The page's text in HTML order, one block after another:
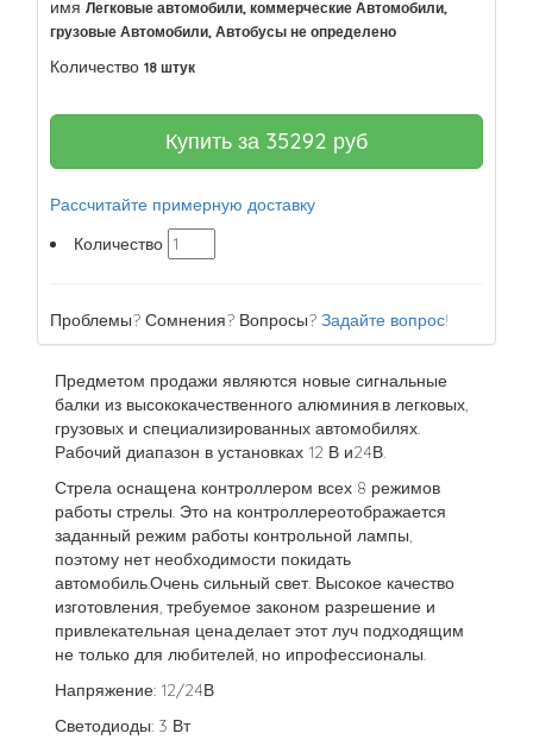
имя Легковые автомобили, коммерческие Автомобили,
грузовые Автомобили, Автобусы не определено
Количество 18 штук
Купить за 35292 руб
Рассчитайте примерную доставку
Количество
Проблемы? Сомнения? Вопросы? Задайте вопрос!
Предметом продажи являются новые сигнальные
балки из высококачественного алюминия.в легковых,
грузовых и специализированных автомобилях.
Рабочий диапазон в установках 12 В и24В.
Стрела оснащена контроллером всех 8 режимов
работы стрелы. Это на контроллереотображается
заданный режим работы контрольной лампы,
поэтому нет необходимости покидать
автомобиль.Очень сильный свет. Высокое качество
изготовления, требуемое законом разрешение и
привлекательная цена.делает этот луч подходящим
не только для любителей, но ипрофессионалы.
Напряжение: 12/24В
Светодиоды: 3 Вт